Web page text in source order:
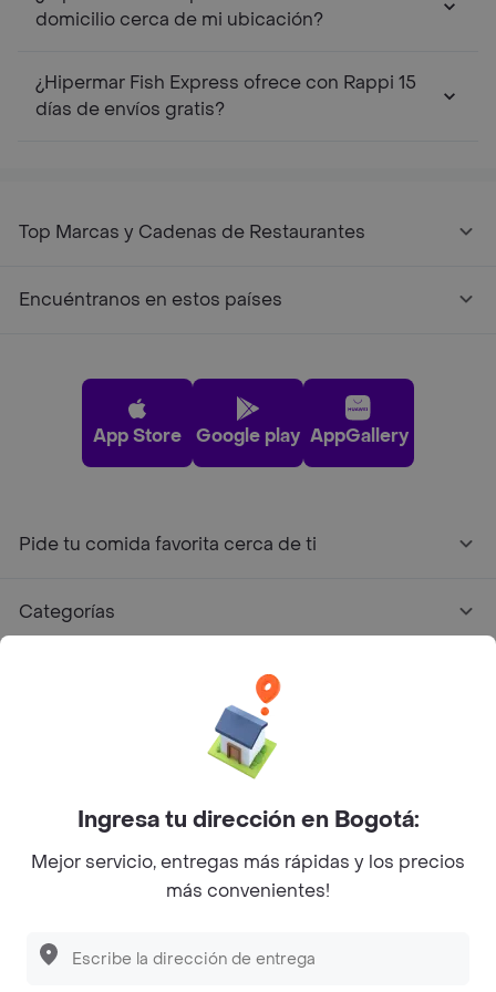
Descubre las PROMOCIONES que tenemos
domicilio cerca de mi ubicación?
¿Hipermar Fish Express ofrece con Rappi 15
días de envíos gratis?
Top Marcas y Cadenas de Restaurantes
Encuéntranos en estos países
App Store Google play AppGallery
Pide tu comida favorita cerca de ti
Categorías
Facebook
Twitter
Instagram
©2026Rappi Inc. All rights reserved.
Ingresa tu dirección en Bogotá:
Mejor servicio, entregas más rápidas y los precios
más convenientes!